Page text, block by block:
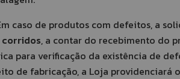
caso de produtos com defeitos, a
corridos, a contar do recebimento do
para verificação da existência de
de fabricação, a Loja providenciará